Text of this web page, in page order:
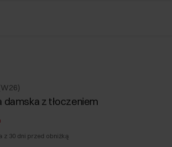
z tłoczeniem
z 30 dni przed obniżką